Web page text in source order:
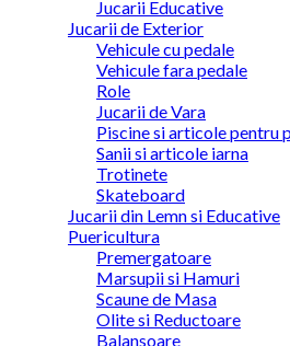
Jucarii Educative
Jucarii de Exterior
Vehicule cu pedale
Vehicule fara pedale
Role
Jucarii de Vara
Piscine si articole pentru
Sanii si articole iarna
Trotinete
Skateboard
Jucarii din Lemn si Educative
Puericultura
Premergatoare
Marsupii si Hamuri
Scaune de Masa
Olite si Reductoare
Balansoare